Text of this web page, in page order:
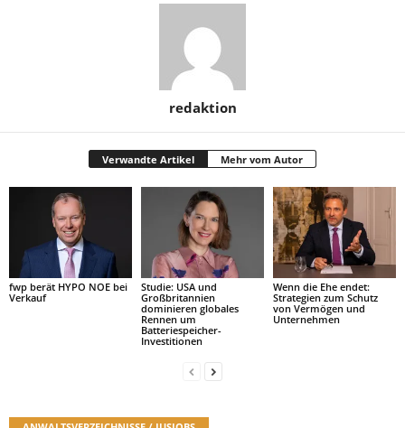
redaktion
Verwandte Artikel Mehr vom Autor
fwp berät HYPO NOE bei
Verkauf
Studie: USA und
Großbritannien
dominieren globales
Rennen um
Batteriespeicher-
Investitionen
Wenn die Ehe endet:
Strategien zum Schutz
von Vermögen und
Unternehmen